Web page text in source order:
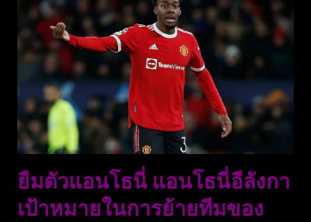
ยืมตัวแอนโธนี่ แอนโธนี่อีลังกา
เป้าหมายในการย้ายทีมของ